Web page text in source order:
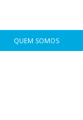
QUEM SOMOS